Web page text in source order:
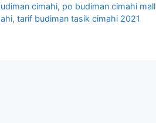
cimahi, po budiman cimahi mall
, tarif budiman tasik cimahi 2021